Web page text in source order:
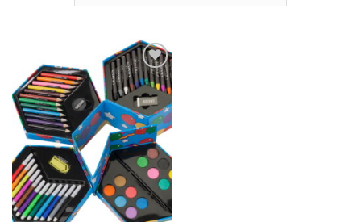
Add to
wishlist